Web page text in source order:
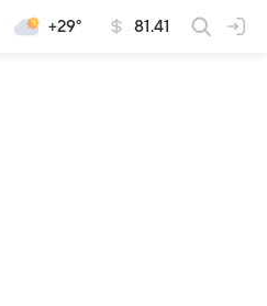
+29° 81.41